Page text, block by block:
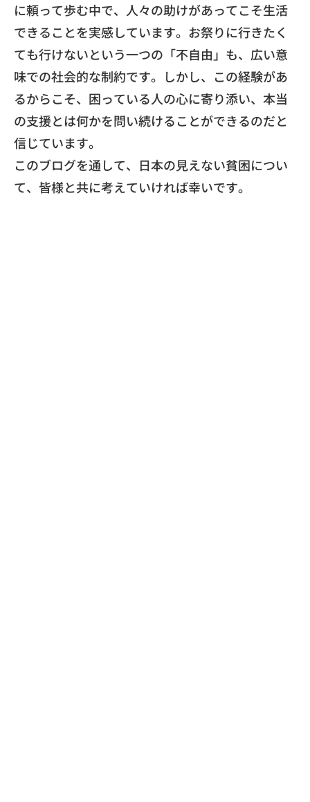
に頼って歩む中で、人々の助けがあってこそ生活
できることを実感しています。お祭りに行きたく
ても行けないという一つの「不自由」も、広い意
味での社会的な制約です。しかし、この経験があ
るからこそ、困っている人の心に寄り添い、本当
の支援とは何かを問い続けることができるのだと
信じています。
このブログを通して、日本の見えない貧困につい
て、皆様と共に考えていければ幸いです。